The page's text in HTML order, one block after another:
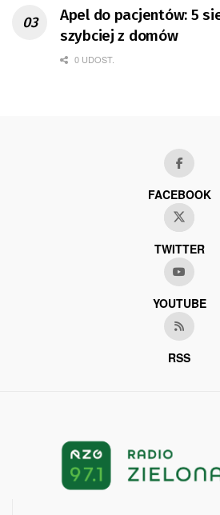
Apel do pacjentów: 5
szybciej z domów
0 UDOST.
FACEBOOK
TWITTER
YOUTUBE
RSS